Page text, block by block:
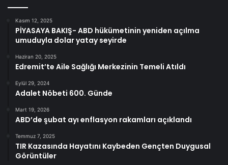
Kasım 12, 2025
PİYASAYA BAKIŞ- ABD hükümetinin yeniden açılma
umuduyla dolar yatay seyirde
Haziran 20, 2025
Edremit’te Aile Sağlığı Merkezinin Temeli Atıldı
Eylül 29, 2024
Adalet Nöbeti 600. Günde
Mart 19, 2026
ABD’de şubat ayı enflasyon rakamları açıklandı
Temmuz 7, 2025
TIR Kazasında Hayatını Kaybeden Gençten Duygusal
Görüntüler